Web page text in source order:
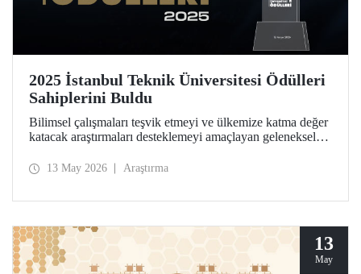
2025 İstanbul Teknik Üniversitesi Ödülleri
Sahiplerini Buldu
Bilimsel çalışmaları teşvik etmeyi ve ülkemize katma değer
katacak araştırmaları desteklemeyi amaçlayan geleneksel
isimler, Ayazağa Yerleşkemizdeki törende onurlandırıldı.
13 May 2026 Araştırma
13
May